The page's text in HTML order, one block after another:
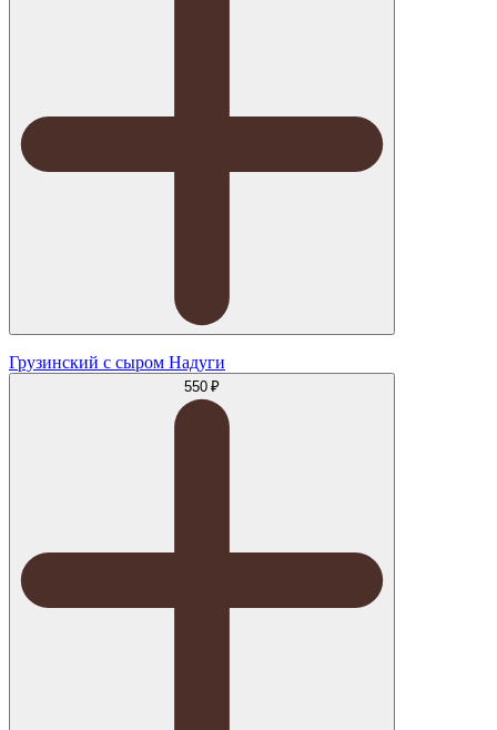
Грузинский с сыром Надуги
550 ₽